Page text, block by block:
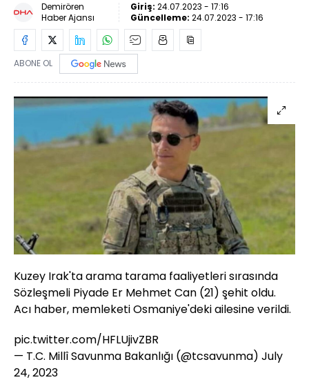
Demirören
Haber Ajansı
Giriş: 24.07.2023 - 17:16
Güncelleme: 24.07.2023 - 17:16
ABONE OL
Kuzey Irak'ta arama tarama faaliyetleri sırasında
Sözleşmeli Piyade Er Mehmet Can (21) şehit oldu.
Acı haber, memleketi Osmaniye'deki ailesine verildi.
pic.twitter.com/HFLUjivZBR
— T.C. Millî Savunma Bakanlığı (@tcsavunma) July
24, 2023